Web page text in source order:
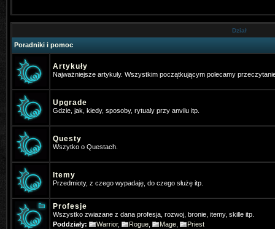
Dział
Poradniki i pomoc
Artykuły
Najważniejsze artykuły. Wszystkim początkującym polecamy
Upgrade
Gdzie, jak, kiedy, sposoby, rytualy przy anvilu itp.
Questy
Wszytko o Questach.
Itemy
Przedmioty, z czego wypadaję, do czego służę itp.
Profesje
Wszystko zwiazane z dana profesja, rozwoj, bronie, itemy, skille itp.
Poddziały:
Warrior, Rogue Mage Priest